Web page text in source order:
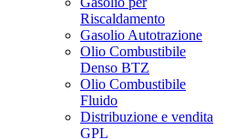
Riscaldamento
Gasolio Autotrazione
Olio Combustibile
Denso BTZ
Olio Combustibile
Fluido
Distribuzione e vendita
GPL